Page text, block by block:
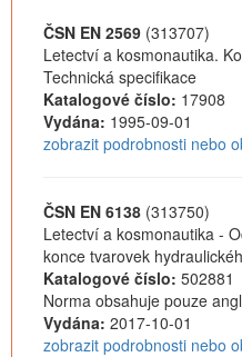
ČSN EN 2569 (313707)
Letectví a kosmonautika.
Technická specifikace
Katalogové číslo: 17908
Vydána: 1995-09-01
zobrazit podrobnosti nebo
ČSN EN 6138 (313750)
Letectví a kosmonautika -
konce tvarovek
Katalogové číslo: 502881
Norma obsahuje pouze
Vydána: 2017-10-01
zobrazit podrobnosti nebo